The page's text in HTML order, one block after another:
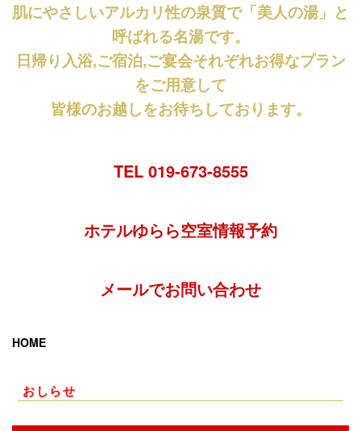
肌にやさしいアルカリ性の泉質で「美人の湯」と
呼ばれる名湯です。
日帰り入浴,ご宿泊,ご宴会それぞれお得なプラン
をご用意して
皆様のお越しをお待ちしております。
TEL 019-673-8555
ホテルゆらら空室情報予約
メールでお問い合わせ
HOME
おしらせ